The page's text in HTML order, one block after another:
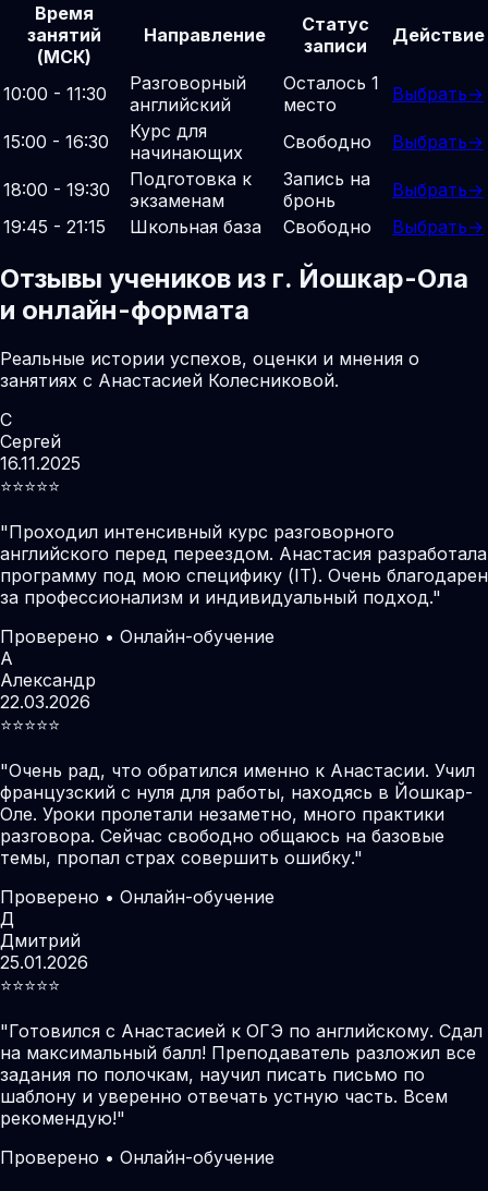
Время
занятий
(МСК)
Направление
Статус
записи
Действие
10:00 - 11:30
Разговорный
английский
Осталось 1
место
Выбрать→
15:00 - 16:30
Курс для
начинающих
Свободно Выбрать→
18:00 - 19:30
Подготовка к
экзаменам
Запись на
бронь
Выбрать→
19:45 - 21:15
Школьная база Свободно Выбрать→
Отзывы учеников из г. Йошкар-Ола
и онлайн-формата
Реальные истории успехов, оценки и мнения о
занятиях с Анастасией Колесниковой.
С
Сергей
16.11.2025
⭐️⭐️⭐️⭐️⭐️
"Проходил интенсивный курс разговорного
английского перед переездом. Анастасия разработала
программу под мою специфику (IT). Очень благодарен
за профессионализм и индивидуальный подход."
Проверено • Онлайн-обучение
А
Александр
22.03.2026
⭐️⭐️⭐️⭐️⭐️
"Очень рад, что обратился именно к Анастасии. Учил
французский с нуля для работы, находясь в Йошкар-
Оле. Уроки пролетали незаметно, много практики
разговора. Сейчас свободно общаюсь на базовые
темы, пропал страх совершить ошибку."
Проверено • Онлайн-обучение
Д
Дмитрий
25.01.2026
⭐️⭐️⭐️⭐️⭐️
"Готовился с Анастасией к ОГЭ по английскому. Сдал
на максимальный балл! Преподаватель разложил все
задания по полочкам, научил писать письмо по
шаблону и уверенно отвечать устную часть. Всем
рекомендую!"
Проверено • Онлайн-обучение